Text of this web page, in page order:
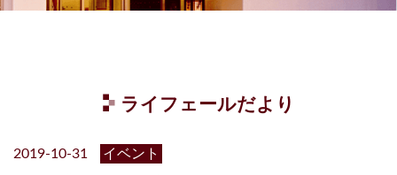
ライフェールだより
2019-10-31 イベント